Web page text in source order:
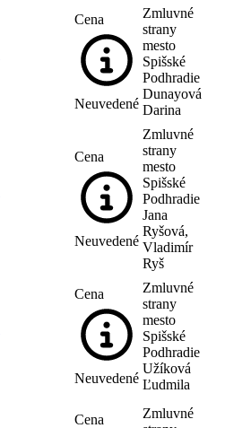
Cena
Neuvedené
Zmluvné
strany
mesto
Spišské
Podhradie
Dunayová
Darina
Cena
Neuvedené
Zmluvné
strany
mesto
Spišské
Podhradie
Jana
Ryšová,
Vladimír
Ryš
Cena
Neuvedené
Zmluvné
strany
mesto
Spišské
Podhradie
Užíková
Ľudmila
Cena
Zmluvné